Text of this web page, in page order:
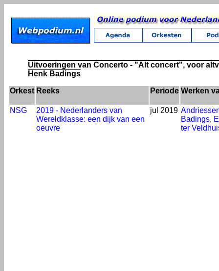
Uitvoeringen van Concerto - "Alt concert", voor
Henk Badings
Orkest Reeks Periode Werken
NSG
2019 - Nederlanders van
Wereldklasse: een dijk van een
oeuvre
jul 2019
Badings,
ter